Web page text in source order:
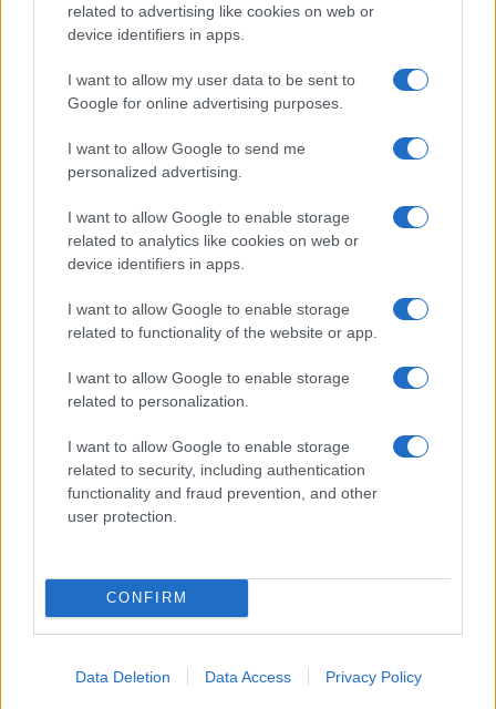
related to advertising like cookies on web or
device identifiers in apps.
I want to allow my user data to be sent to
Google for online advertising purposes.
I want to allow Google to send me
personalized advertising.
I want to allow Google to enable storage
related to analytics like cookies on web or
device identifiers in apps.
I want to allow Google to enable storage
related to functionality of the website or app.
I want to allow Google to enable storage
related to personalization.
I want to allow Google to enable storage
related to security, including authentication
functionality and fraud prevention, and other
user protection.
CONFIRM
Data Deletion Data Access Privacy Policy
Giovannimaria Cabras
Invia un Comunicato Stampa|Pubblicità|
Vuoi rimanere sempre aggiornato?
Iscriviti alla newsletter di Gallura Oggi e ricevi le nostre
*campo obbligatorio
Indirizzo email *